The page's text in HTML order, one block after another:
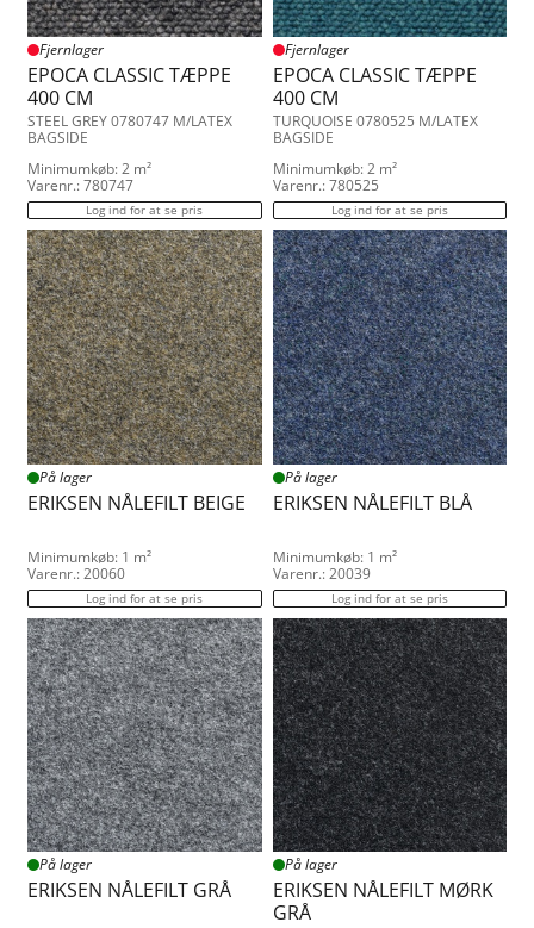
Fletco Sisalike
Green Græstæppe
Hannover Tæpper
Jena Tæpper
Lindau Nålefilt
Tretford Banevare
Fjernlager
EPOCA CLASSIC TÆPPE
400 CM
STEEL GREY 0780747 M/LATEX
BAGSIDE
Minimumkøb: 2 m²
Varenr.: 780747
Log ind for at se pris
Fjernlager
EPOCA CLASSIC TÆPPE
400 CM
TURQUOISE 0780525 M/LATEX
BAGSIDE
Minimumkøb: 2 m²
Varenr.: 780525
Log ind for at se pris
På lager
ERIKSEN NÅLEFILT BEIGE
Minimumkøb: 1 m²
Varenr.: 20060
Log ind for at se pris
På lager
ERIKSEN NÅLEFILT BLÅ
Minimumkøb: 1 m²
Varenr.: 20039
Log ind for at se pris
På lager
ERIKSEN NÅLEFILT GRÅ
På lager
ERIKSEN NÅLEFILT MØRK
GRÅ